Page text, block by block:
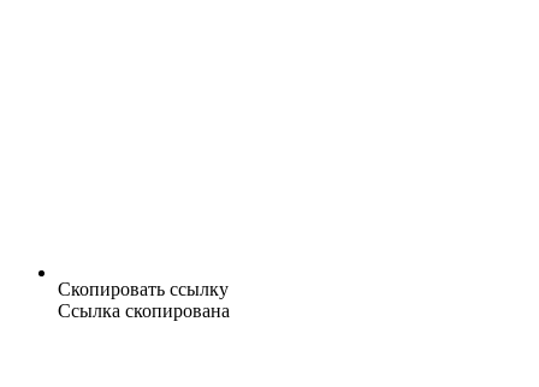
Скопировать ссылку
Ссылка скопирована